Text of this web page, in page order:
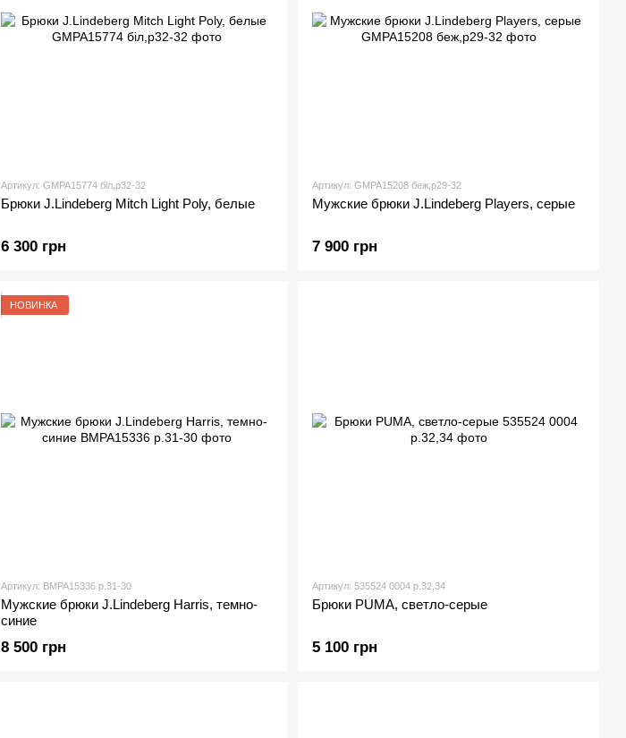
Артикул: GMPA15774 біл,р32-32
Брюки J.Lindeberg Mitch Light Poly, белые
6 300 грн
Артикул: GMPA15208 беж,р29-32
Мужские брюки J.Lindeberg Players, серые
7 900 грн
НОВИНКА
Артикул: BMPA15336 р.31-30
Мужские брюки J.Lindeberg Harris, темно-
синие
8 500 грн
Артикул: 535524 0004 р.32,34
Брюки PUMA, светло-серые
5 100 грн